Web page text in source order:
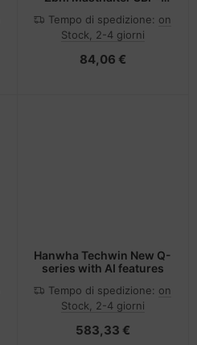
Tempo di spedizione: on
Stock, 2-4 giorni
84,06 €
Hanwha Techwin New Q-
series with AI features
Tempo di spedizione: on
Stock, 2-4 giorni
583,33 €